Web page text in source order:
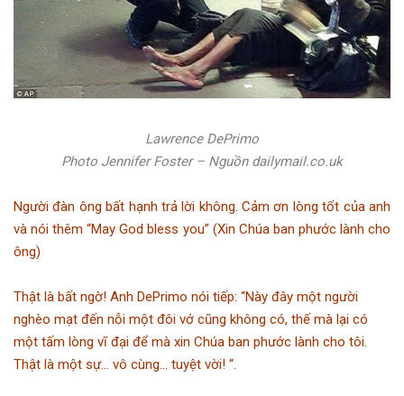
Lawrence DePrimo
Photo Jennifer Foster – Nguồn dailymail.co.uk
Người đàn ông bất hạnh trả lời không. Cảm ơn lòng tốt của anh
và nói thêm “May God bless you” (Xin Chúa ban phước lành cho
ông)
Thật là bất ngờ! Anh DePrimo nói tiếp: “Này đây một người
nghèo mạt đến nỗi một đôi vớ cũng không có, thế mà lại có
một tấm lòng vĩ đại để mà xin Chúa ban phước lành cho tôi.
Thật là một sự… vô cùng… tuyệt vời! “.